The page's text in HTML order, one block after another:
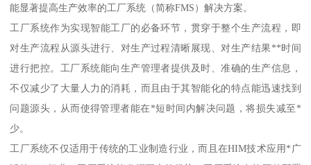
能显著提高生产效率的工厂系统（简称FMS）解决方案。
工厂系统作为实现智能工厂的必备环节，贯穿于整个生产流程，即
对生产流程从源头进行、对生产过程清晰展现、对生产结果**时间
进行把控。工厂系统能向生产管理者提供及时、准确的生产信息，
不仅减少了大量人力的消耗，而且由于其智能化的特点能迅速找到
问题源头，从而使得管理者能在*短时间内解决问题，将损失减至*
少。
工厂系统不仅适用于传统的工业制造行业，而且在HIM技术应用*广